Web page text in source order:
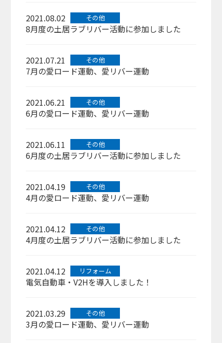
2021.08.02 その他
8月度の土居ラブリバー活動に参加しました
2021.07.21 その他
7月の愛ロード運動、愛リバー運動
2021.06.21 その他
6月の愛ロード運動、愛リバー運動
2021.06.11 その他
6月度の土居ラブリバー活動に参加しました
2021.04.19 その他
4月の愛ロード運動、愛リバー運動
2021.04.12 その他
4月度の土居ラブリバー活動に参加しました
2021.04.12 リフォーム
電気自動車・V2Hを導入しました！
2021.03.29 その他
3月の愛ロード運動、愛リバー運動